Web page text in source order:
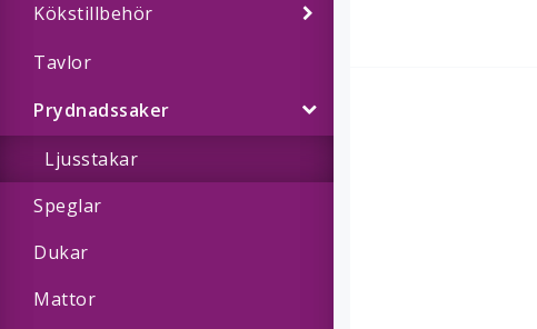
Kökstillbehör
Tavlor
Prydnadssaker
Ljusstakar
Speglar
Dukar
Mattor